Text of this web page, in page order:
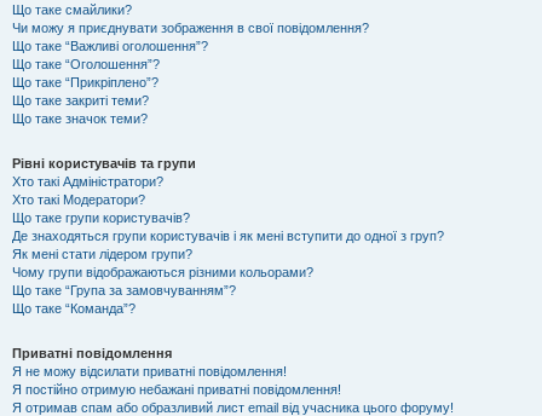
Що таке смайлики?
Чи можу я приєднувати зображення в свої повідомлення?
Що таке “Важливі оголошення”?
Що таке “Оголошення”?
Що таке “Прикріплено”?
Що таке закриті теми?
Що таке значок теми?
Рівні користувачів та групи
Хто такі Адміністратори?
Хто такі Модератори?
Що таке групи користувачів?
Де знаходяться групи користувачів і як мені вступити до одної з груп?
Як мені стати лідером групи?
Чому групи відображаються різними кольорами?
Що таке “Група за замовчуванням”?
Що таке “Команда”?
Приватні повідомлення
Я не можу відсилати приватні повідомлення!
Я постійно отримую небажані приватні повідомлення!
Я отримав спам або образливий лист email від учасника цього форуму!